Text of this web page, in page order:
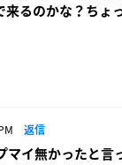
来るのかな？ちょ
返信
マイ無かったと言